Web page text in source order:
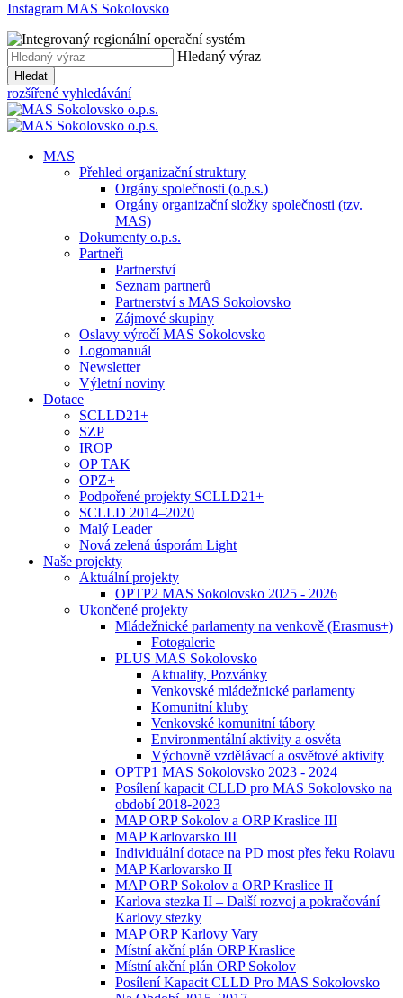
Instagram MAS Sokolovsko
Hledaný výraz
Hledat
rozšířené vyhledávání
MAS
Přehled organizační struktury
Orgány společnosti (o.p.s.)
Orgány organizační složky společnosti (tzv.
MAS)
Dokumenty o.p.s.
Partneři
Partnerství
Seznam partnerů
Partnerství s MAS Sokolovsko
Zájmové skupiny
Oslavy výročí MAS Sokolovsko
Logomanuál
Newsletter
Výletní noviny
Dotace
SCLLD21+
SZP
IROP
OP TAK
OPZ+
Podpořené projekty SCLLD21+
SCLLD 2014–2020
Malý Leader
Nová zelená úsporám Light
Naše projekty
Aktuální projekty
OPTP2 MAS Sokolovsko 2025 - 2026
Ukončené projekty
Mládežnické parlamenty na venkově (Erasmus+)
Fotogalerie
PLUS MAS Sokolovsko
Aktuality, Pozvánky
Venkovské mládežnické parlamenty
Komunitní kluby
Venkovské komunitní tábory
Environmentální aktivity a osvěta
Výchovně vzdělávací a osvětové aktivity
OPTP1 MAS Sokolovsko 2023 - 2024
Posílení kapacit CLLD pro MAS Sokolovsko na
období 2018-2023
MAP ORP Sokolov a ORP Kraslice III
MAP Karlovarsko III
Individuální dotace na PD most přes řeku Rolavu
MAP Karlovarsko II
MAP ORP Sokolov a ORP Kraslice II
Karlova stezka II – Další rozvoj a pokračování
Karlovy stezky
MAP ORP Karlovy Vary
Místní akční plán ORP Kraslice
Místní akční plán ORP Sokolov
Posílení Kapacit CLLD Pro MAS Sokolovsko